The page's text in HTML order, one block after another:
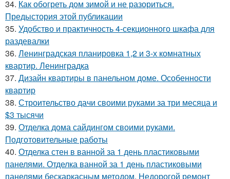
34. Как обогреть дом зимой и не разориться.
Предыстория этой публикации
35. Удобство и практичность 4-секционного шкафа для
раздевалки
36. Ленинградская планировка 1,2 и 3-х комнатных
квартир. Ленинградка
37. Дизайн квартиры в панельном доме. Особенности
квартир
38. Строительство дачи своими руками за три месяца и
$3 тысячи
39. Отделка дома сайдингом своими руками.
Подготовительные работы
40. Отделка стен в ванной за 1 день пластиковыми
панелями. Отделка ванной за 1 день пластиковыми
панелями бескаркасным методом. Недорогой ремонт